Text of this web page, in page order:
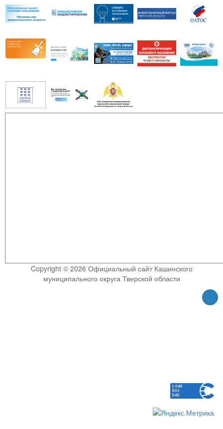
Copyright © 2026 Официальный сайт Кашинского
муниципального округа Тверской области